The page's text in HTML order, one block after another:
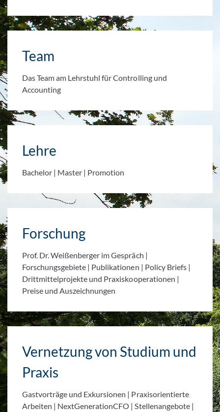
Team
Das Team am Lehrstuhl für Controlling und
Accounting
Lehre
Bachelor | Master | Promotion
Forschung
Prof. Dr. Weißenberger im Gespräch |
Forschungsgebiete | Publikationen | Policy Briefs |
Drittmittelprojekte und Praxiskooperationen |
Preise und Auszeichnungen
Vernetzung von Studium und
Praxis
Gastvorträge und Exkursionen | Praxisorientierte
Arbeiten | NextGenerationCFO | Stellenangebote |